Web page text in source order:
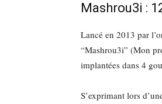
Mashrou3i :
Lancé en 2013 par
“Mashrou3i” (Mon
implantées dans 4
S’exprimant lors